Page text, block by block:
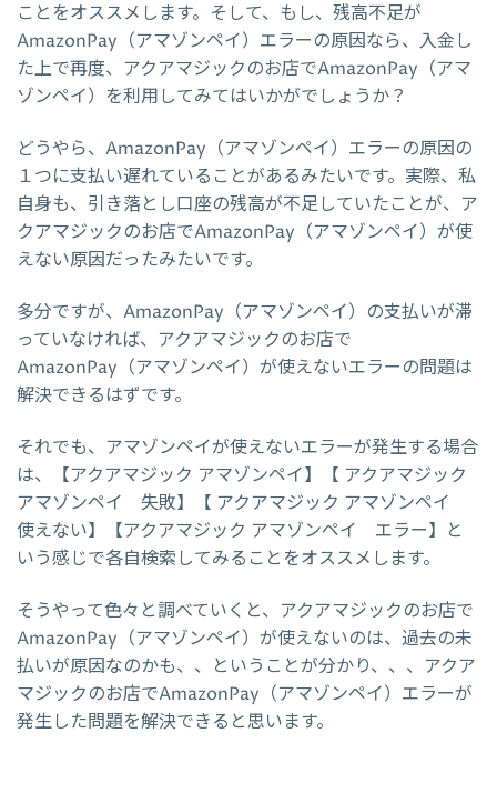
ことをオススメします。そして、もし、残高不足が
AmazonPay（アマゾンペイ）エラーの原因なら、入金し
た上で再度、アクアマジックのお店でAmazonPay（アマ
ゾンペイ）を利用してみてはいかがでしょうか？
どうやら、AmazonPay（アマゾンペイ）エラーの原因の
１つに支払い遅れていることがあるみたいです。実際、私
自身も、引き落とし口座の残高が不足していたことが、ア
クアマジックのお店でAmazonPay（アマゾンペイ）が使
えない原因だったみたいです。
多分ですが、AmazonPay（アマゾンペイ）の支払いが滞
っていなければ、アクアマジックのお店で
AmazonPay（アマゾンペイ）が使えないエラーの問題は
解決できるはずです。
それでも、アマゾンペイが使えないエラーが発生する場合
は、【アクアマジック アマゾンペイ】【 アクアマジック
アマゾンペイ 失敗】【 アクアマジック アマゾンペイ
使えない】【アクアマジック アマゾンペイ エラー】と
いう感じで各自検索してみることをオススメします。
そうやって色々と調べていくと、アクアマジックのお店で
AmazonPay（アマゾンペイ）が使えないのは、過去の未
払いが原因なのかも、、ということが分かり、、、アクア
マジックのお店でAmazonPay（アマゾンペイ）エラーが
発生した問題を解決できると思います。